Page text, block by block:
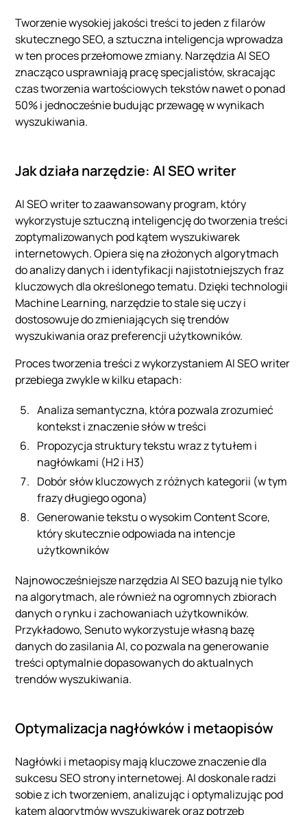
Tworzenie wysokiej jakości treści to jeden z filarów
skutecznego SEO, a sztuczna inteligencja wprowadza
w ten proces przełomowe zmiany. Narzędzia AI SEO
znacząco usprawniają pracę specjalistów, skracając
czas tworzenia wartościowych tekstów nawet o ponad
50% i jednocześnie budując przewagę w wynikach
wyszukiwania.
Jak działa narzędzie: AI SEO writer
AI SEO writer to zaawansowany program, który
wykorzystuje sztuczną inteligencję do tworzenia treści
zoptymalizowanych pod kątem wyszukiwarek
internetowych. Opiera się na złożonych algorytmach
do analizy danych i identyfikacji najistotniejszych fraz
kluczowych dla określonego tematu. Dzięki technologii
Machine Learning, narzędzie to stale się uczy i
dostosowuje do zmieniających się trendów
wyszukiwania oraz preferencji użytkowników.
Proces tworzenia treści z wykorzystaniem AI SEO writer
przebiega zwykle w kilku etapach:
Analiza semantyczna, która pozwala zrozumieć
kontekst i znaczenie słów w treści
Propozycja struktury tekstu wraz z tytułem i
nagłówkami (H2 i H3)
Dobór słów kluczowych z różnych kategorii (w tym
frazy długiego ogona)
Generowanie tekstu o wysokim Content Score,
który skutecznie odpowiada na intencje
użytkowników
Najnowocześniejsze narzędzia AI SEO bazują nie tylko
na algorytmach, ale również na ogromnych zbiorach
danych o rynku i zachowaniach użytkowników.
Przykładowo, Senuto wykorzystuje własną bazę
danych do zasilania AI, co pozwala na generowanie
treści optymalnie dopasowanych do aktualnych
trendów wyszukiwania.
Optymalizacja nagłówków i metaopisów
Nagłówki i metaopisy mają kluczowe znaczenie dla
sukcesu SEO strony internetowej. AI doskonale radzi
sobie z ich tworzeniem, analizując i optymalizując pod
kątem algorytmów wyszukiwarek oraz potrzeb